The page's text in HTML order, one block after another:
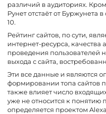
различий в аудиториях.
Рунет отстаёт от Буржунета
10.
Рейтинг сайтов, по сути,
интернет-ресурса, качества
проведения пользователей
выхода с сайта,
Эти все данные и являются
формировании топа сайтов
также влияет число
уже не относится к
определяется проектом